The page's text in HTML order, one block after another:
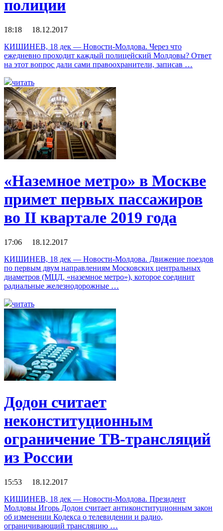
полиции
18:18 18.12.2017
КИШИНЕВ, 18 дек — Новости-Молдова. Через что
ежедневно проходит каждый полицейский Молдовы? Ответ
на этот вопрос дали сами правоохранители, записав …
читать
«Наземное метро» в Москве
примет первых пассажиров
во II квартале 2019 года
17:06 18.12.2017
КИШИНЕВ, 18 дек — Новости-Молдова. Движение поездов
по первым двум направлениям Московских центральных
диаметров (МЦД, «наземное метро»), которое соединит
радиальные железнодорожные …
читать
Додон считает
неконституционным
ограничение ТВ-трансляций
из России
15:53 18.12.2017
КИШИНЕВ, 18 дек — Новости-Молдова. Президент
Молдовы Игорь Додон считает антиконституционным закон
об изменении Кодекса о телевидении и радио,
ограничивающий трансляцию …